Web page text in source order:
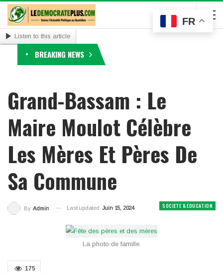
Listen to this article
BREAKING NEWS
Grand-Bassam : Le
Maire Moulot Célèbre
Les Mères Et Pères De
Sa Commune
SOCIETE & EDUCATION
By Admin Last updated Juin 15, 2024
La photo de famille.
175
FR